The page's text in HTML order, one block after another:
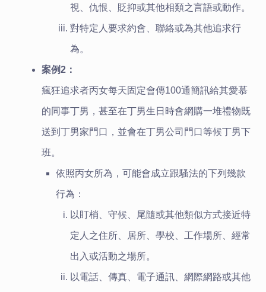
視、仇恨、貶抑或其他相類之言語或動作。
對特定人要求約會、聯絡或為其他追求行
為。
案例2：
瘋狂追求者丙女每天固定會傳100通簡訊給其愛慕
的同事丁男，甚至在丁男生日時會網購一堆禮物既
送到丁男家門口，並會在丁男公司門口等候丁男下
班。
依照丙女所為，可能會成立跟騷法的下列幾款
行為：
以盯梢、守候、尾隨或其他類似方式接近特
定人之住所、居所、學校、工作場所、經常
出入或活動之場所。
以電話、傳真、電子通訊、網際網路或其他